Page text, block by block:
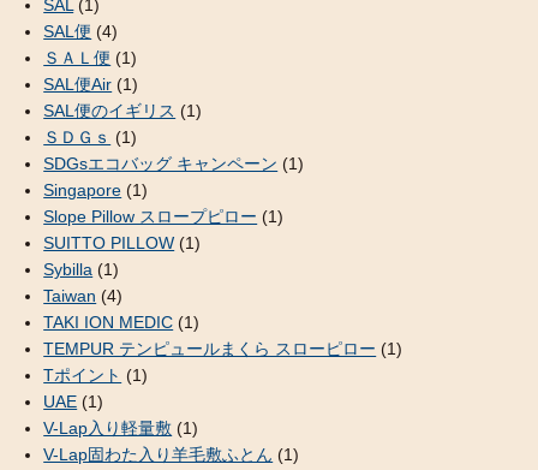
SAL
(1)
SAL便 (4)
ＳＡＬ便 (1)
SAL便Air (1)
SAL便のイギリス (1)
ＳＤＧｓ (1)
SDGsエコバッグ キャンペーン (1)
Singapore (1)
Slope Pillow スロープピロー (1)
SUITTO PILLOW (1)
Sybilla (1)
Taiwan (4)
TAKI ION MEDIC (1)
TEMPUR テンピュールまくら スローピロー (1)
Tポイント (1)
UAE (1)
V-Lap入り軽量敷 (1)
V-Lap固わた入り羊毛敷ふとん (1)